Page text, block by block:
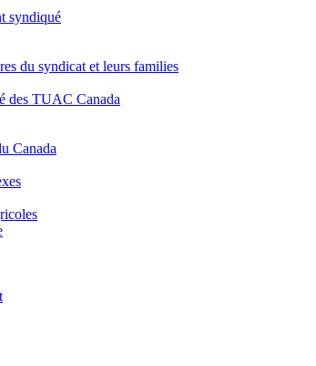
syndiqué
du syndicat et leurs families
des TUAC Canada
Canada